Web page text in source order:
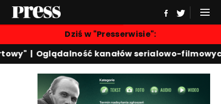
Dziś w "Presserwisie":
|Oglądalność kanałów serialowo-filmowych